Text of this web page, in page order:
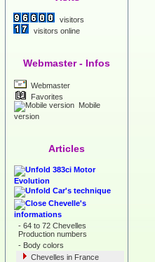
visitors
visitors online
Webmaster - Infos
Webmaster
Favorites
Mobile
version
Articles
383ci Motor
Evolution
Car's technique
Chevelle's
informations
- 64 to 72 Chevelles
Production numbers
- Body colors
Chevelles in France